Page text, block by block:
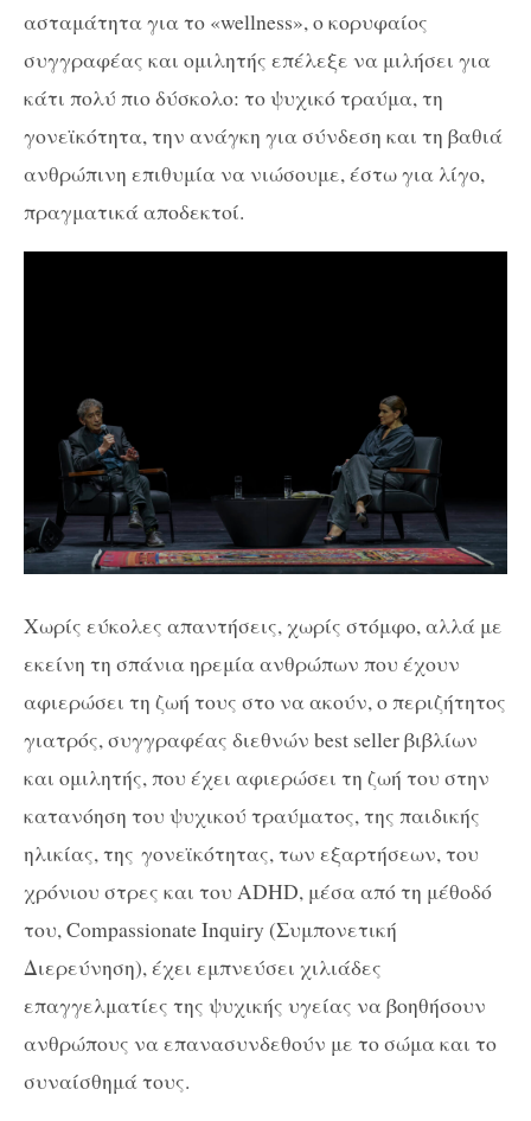
ασταμάτητα για το «wellness», ο κορυφαίος
συγγραφέας και ομιλητής επέλεξε να μιλήσει για
κάτι πολύ πιο δύσκολο: το ψυχικό τραύμα, τη
γονεϊκότητα, την ανάγκη για σύνδεση και τη βαθιά
ανθρώπινη επιθυμία να νιώσουμε, έστω για λίγο,
πραγματικά αποδεκτοί.
Χωρίς εύκολες απαντήσεις, χωρίς στόμφο, αλλά με
εκείνη τη σπάνια ηρεμία ανθρώπων που έχουν
αφιερώσει τη ζωή τους στο να ακούν, o περιζήτητος
γιατρός, συγγραφέας διεθνών best seller βιβλίων
και ομιλητής, που έχει αφιερώσει τη ζωή του στην
κατανόηση του ψυχικού τραύματος, της παιδικής
ηλικίας, της γονεϊκότητας, των εξαρτήσεων, του
χρόνιου στρες και του ADHD, μέσα από τη μέθοδό
του, Compassionate Inquiry (Συμπονετική
Διερεύνηση), έχει εμπνεύσει χιλιάδες
επαγγελματίες της ψυχικής υγείας να βοηθήσουν
ανθρώπους να επανασυνδεθούν με το σώμα και το
συναίσθημά τους.